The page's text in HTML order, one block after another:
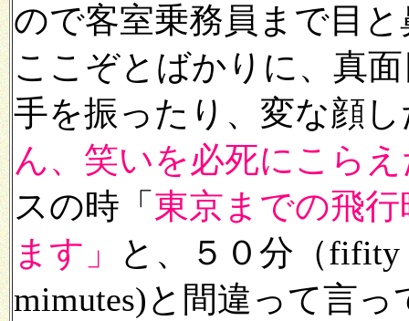
ので客室乗務員まで目
ここぞとばかりに、真
手を振ったり、変な顔
ん、笑いを必死にこら
スの時「 東京までの飛
ます」
と、５０分（fifity
mimutes)と間違って言